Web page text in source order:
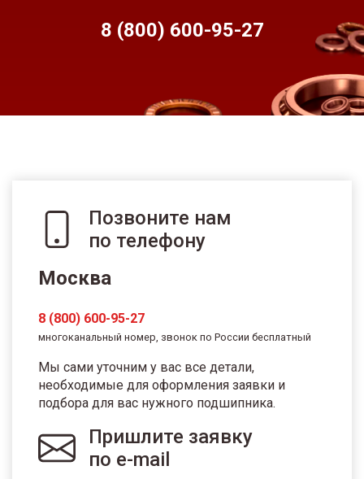
8 (800) 600-95-27
Позвоните нам
по телефону
Москва
8 (800) 600-95-27
многоканальный номер, звонок по России бесплатный
Мы сами уточним у вас все детали,
необходимые для оформления заявки и
подбора для вас нужного подшипника.
Пришлите заявку
по e-mail